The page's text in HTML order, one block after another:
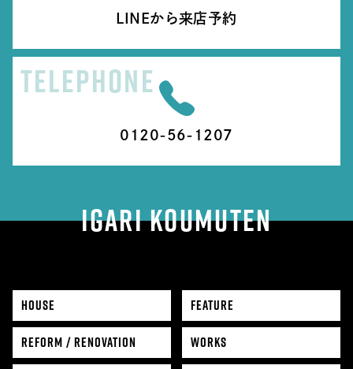
LINEから来店予約
TELEPHONE
0120-56-1207
IGARI KOUMUTEN
HOUSE
FEATURE
REFORM / RENOVATION
WORKS